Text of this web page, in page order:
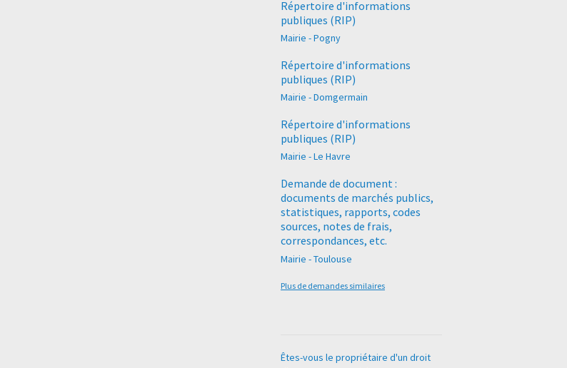
Répertoire d'informations
publiques (RIP)
Mairie - Pogny
Répertoire d'informations
publiques (RIP)
Mairie - Domgermain
Répertoire d'informations
publiques (RIP)
Mairie - Le Havre
Demande de document :
documents de marchés publics,
statistiques, rapports, codes
sources, notes de frais,
correspondances, etc.
Mairie - Toulouse
Plus de demandes similaires
Êtes-vous le propriétaire d'un droit